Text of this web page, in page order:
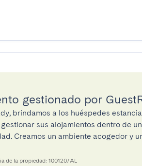
gestionado por
brindamos a los huéspedes
sus alojamientos dentro de
Creamos un ambiente acogedor y
de la propiedad: 100120/AL